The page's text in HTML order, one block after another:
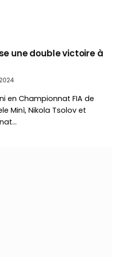
une double victoire à
en Championnat FIA de
Minì, Nikola Tsolov et